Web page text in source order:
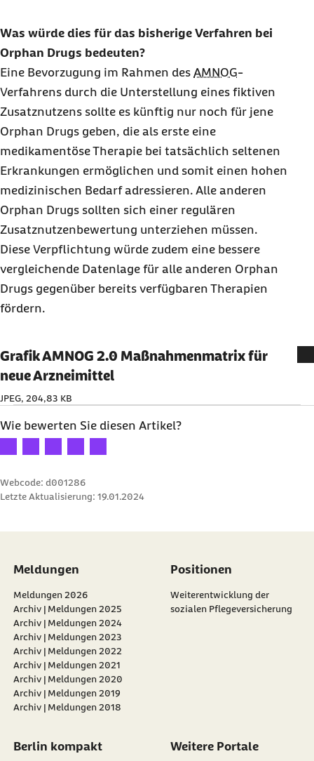
Was würde dies für das bisherige Verfahren bei
Orphan Drugs bedeuten?
Eine Bevorzugung im Rahmen des AMNOG-
Verfahrens durch die Unterstellung eines fiktiven
Zusatznutzens sollte es künftig nur noch für jene
Orphan Drugs geben, die als erste eine
medikamentöse Therapie bei tatsächlich seltenen
Erkrankungen ermöglichen und somit einen hohen
medizinischen Bedarf adressieren. Alle anderen
Orphan Drugs sollten sich einer regulären
Zusatznutzenbewertung unterziehen müssen.
Diese Verpflichtung würde zudem eine bessere
vergleichende Datenlage für alle anderen Orphan
Drugs gegenüber bereits verfügbaren Therapien
fördern.
Grafik AMNOG 2.0 Maßnahmenmatrix für
neue Arzneimittel
JPEG, 204,83 KB
Wie bewerten Sie diesen Artikel?
Webcode: d001286
Letzte Aktualisierung: 19.01.2024
Meldungen
Meldungen 2026
Archiv | Meldungen 2025
Archiv | Meldungen 2024
Archiv | Meldungen 2023
Archiv | Meldungen 2022
Archiv | Meldungen 2021
Archiv | Meldungen 2020
Archiv | Meldungen 2019
Archiv | Meldungen 2018
Positionen
Weiterentwicklung der
sozialen Pflegeversicherung
Berlin kompakt Weitere Portale